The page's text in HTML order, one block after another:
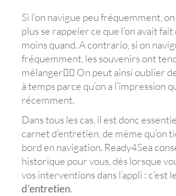
Si l’on navigue peu fréquemment,
plus se rappeler ce que l’on avait
moins quand. A contrario, si on
fréquemment, les souvenirs ont
mélanger😵‍💫 On peut ainsi oublier
à temps parce qu’on a l’impression
récemment.
Dans tous les cas, il est donc
carnet d’entretien, de même qu’on
bord en navigation. Ready4Sea
historique pour vous, dès lorsque
vos interventions dans l’appli : c’est le
d’entretien.